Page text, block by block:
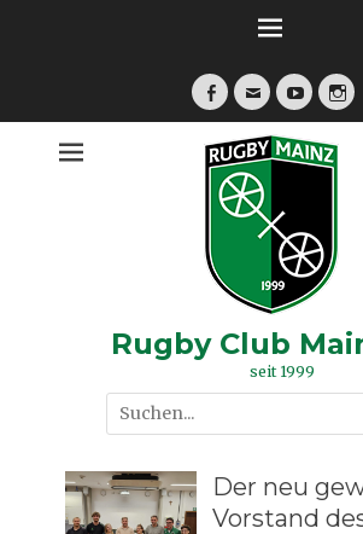
Facebook
E-
YouTube
Rugby Club
seit 1999
Suche
nach:
Der neu
Vorstand